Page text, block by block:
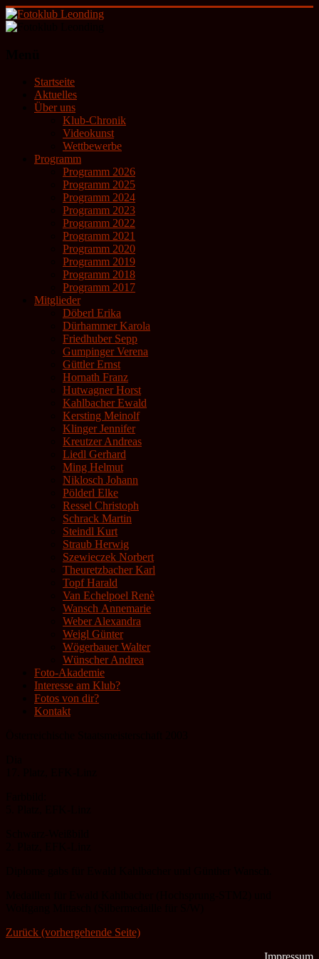
Zum
Inhalt
künstlerische
Fotografie
Startseite
Aktuelles
Über uns
Klub-Chronik
Videokunst
Wettbewerbe
Programm
Programm 2026
Programm 2025
Programm 2024
Programm 2023
Programm 2022
Programm 2021
Programm 2020
Programm 2019
Programm 2018
Programm 2017
Mitglieder
Döberl Erika
Dürhammer Karola
Friedhuber Sepp
Gumpinger Verena
Güttler Ernst
Hornath Franz
Hutwagner Horst
Kahlbacher Ewald
Kersting Meinolf
Klinger Jennifer
Kreutzer Andreas
Liedl Gerhard
Ming Helmut
Niklosch Johann
Pölderl Elke
Ressel Christoph
Schrack Martin
Steindl Kurt
Straub Herwig
Szewieczek Norbert
Theuretzbacher Karl
Topf Harald
Van Echelpoel Renè
Wansch Annemarie
Weber Alexandra
Weigl Günter
Wögerbauer Walter
Wünscher Andrea
Foto-Akademie
Interesse am Klub?
Fotos von dir?
Kontakt
Zurück (vorhergehende Seite)